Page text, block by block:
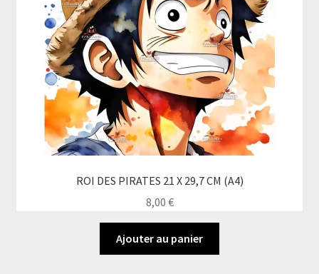
choisies
sur
la
page
du
produit
ROI DES PIRATES 21 X 29,7 CM (A4)
8,00 €
Ajouter au panier